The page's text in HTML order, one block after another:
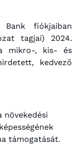
fiókjaiban
tagjai) 2024.
mikro-, kis- és
kedvező
növekedési
támogatását.